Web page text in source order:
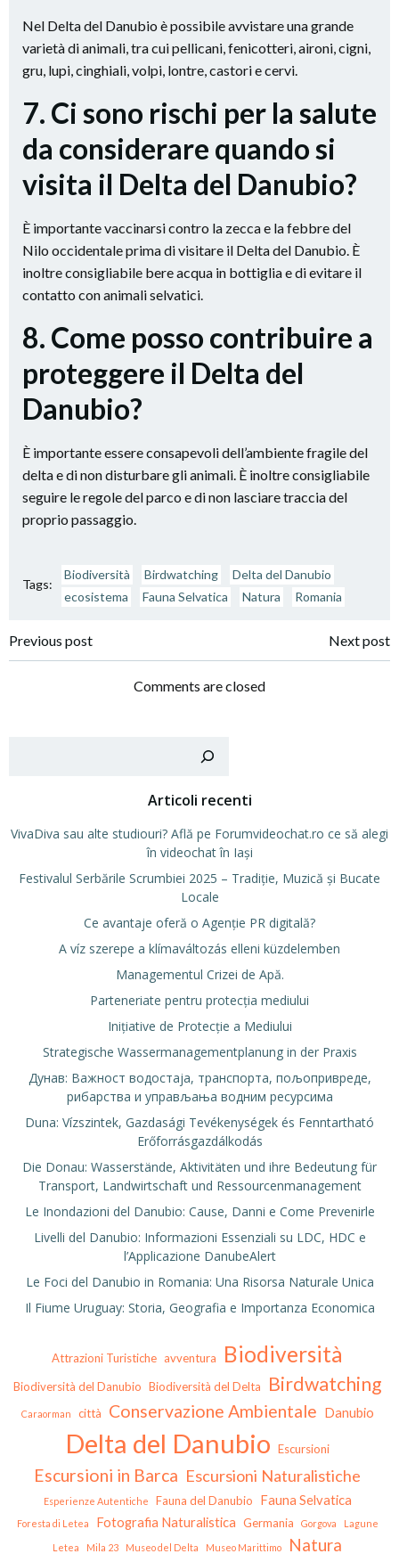
Nel Delta del Danubio è possibile avvistare una grande
varietà di animali, tra cui pellicani, fenicotteri, aironi, cigni,
gru, lupi, cinghiali, volpi, lontre, castori e cervi.
7. Ci sono rischi per la salute
da considerare quando si
visita il Delta del Danubio?
È importante vaccinarsi contro la zecca e la febbre del
Nilo occidentale prima di visitare il Delta del Danubio. È
inoltre consigliabile bere acqua in bottiglia e di evitare il
contatto con animali selvatici.
8. Come posso contribuire a
proteggere il Delta del
Danubio?
È importante essere consapevoli dell’ambiente fragile del
delta e di non disturbare gli animali. È inoltre consigliabile
seguire le regole del parco e di non lasciare traccia del
proprio passaggio.
Tags:
Biodiversità Birdwatching
Delta del Danubio
ecosistema
Fauna Selvatica Natura Romania
Post
navigation
Previous post
navigation
Next post
Comments are closed
Articoli recenti
VivaDiva sau alte studiouri? Află pe Forumvideochat.ro ce să alegi
în videochat în Iași
Festivalul Serbările Scrumbiei 2025 – Tradiție, Muzică și Bucate
Locale
Ce avantaje oferă o Agenție PR digitală?
A víz szerepe a klímaváltozás elleni küzdelemben
Managementul Crizei de Apă.
Parteneriate pentru protecția mediului
Inițiative de Protecție a Mediului
Strategische Wassermanagementplanung in der Praxis
Дунав: Важност водостаја, транспорта, пољопривреде,
рибарства и управљања водним ресурсима
Duna: Vízszintek, Gazdasági Tevékenységek és Fenntartható
Erőforrásgazdálkodás
Die Donau: Wasserstände, Aktivitäten und ihre Bedeutung für
Transport, Landwirtschaft und Ressourcenmanagement
Le Inondazioni del Danubio: Cause, Danni e Come Prevenirle
Livelli del Danubio: Informazioni Essenziali su LDC, HDC e
l’Applicazione DanubeAlert
Le Foci del Danubio in Romania: Una Risorsa Naturale Unica
Il Fiume Uruguay: Storia, Geografia e Importanza Economica
Attrazioni Turistiche avventura Biodiversità
Biodiversità del Danubio Biodiversità del Delta Birdwatching
Caraorman città Conservazione Ambientale Danubio
Delta del Danubio Escursioni
Escursioni in Barca Escursioni Naturalistiche
Esperienze Autentiche Fauna del Danubio Fauna Selvatica
Foresta di Letea Fotografia Naturalistica Germania Gorgova Lagune
Letea Mila 23 Museo del Delta Museo Marittimo Natura